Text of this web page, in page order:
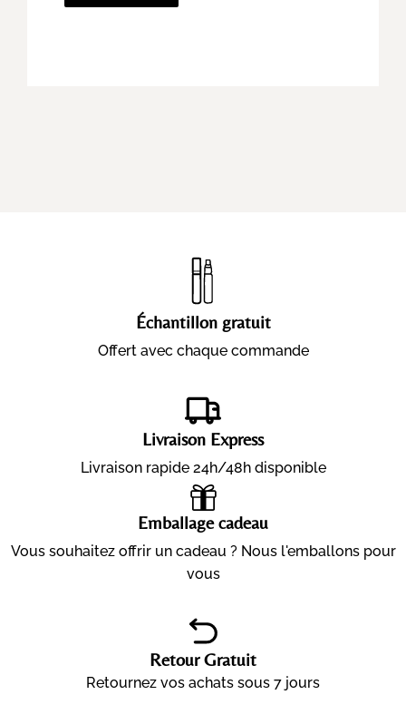
Échantillon gratuit
Offert avec chaque commande
Livraison Express
Livraison rapide 24h/48h disponible
Emballage cadeau
Vous souhaitez offrir un cadeau ? Nous l'emballons pour
vous
Retour Gratuit
Retournez vos achats sous 7 jours